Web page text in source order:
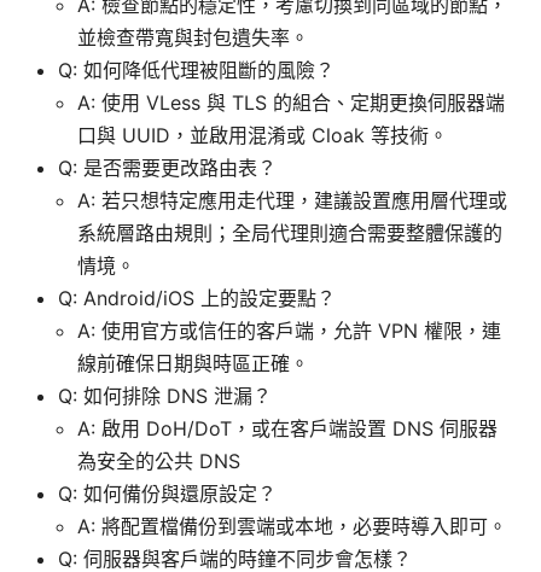
並檢查帶寬與封包遺失率。
Q: 如何降低代理被阻斷的風險？
A: 使用 VLess 與 TLS 的組合、定期更換伺服器端
口與 UUID，並啟用混淆或 Cloak 等技術。
Q: 是否需要更改路由表？
A: 若只想特定應用走代理，建議設置應用層代理或
系統層路由規則；全局代理則適合需要整體保護的
情境。
Q: Android/iOS 上的設定要點？
A: 使用官方或信任的客戶端，允許 VPN 權限，連
線前確保日期與時區正確。
Q: 如何排除 DNS 泄漏？
A: 啟用 DoH/DoT，或在客戶端設置 DNS 伺服器
為安全的公共 DNS
Q: 如何備份與還原設定？
A: 將配置檔備份到雲端或本地，必要時導入即可。
Q: 伺服器與客戶端的時鐘不同步會怎樣？